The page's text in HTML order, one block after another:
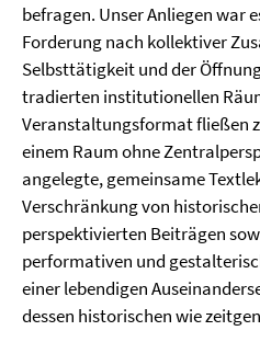
befragen. Unser Anliegen war
Forderung nach kollektiver
Selbsttätigkeit und der
tradierten institutionellen
Veranstaltungsformat fließen
einem Raum ohne
angelegte, gemeinsame
Verschränkung von
perspektivierten Beiträgen
performativen und
einer lebendigen
dessen historischen wie